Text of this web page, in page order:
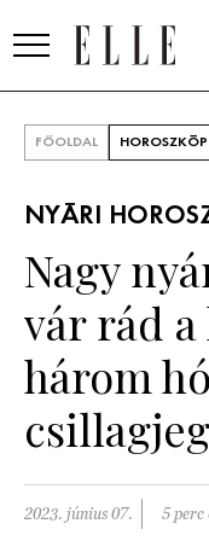
SZÉPSÉG
PSZICHÉ
PÁRKAPCSOLAT
FŐOLDAL HOROSZKÓP
NYÁRI
Nagy
vár rád
három
2023. június 07. 5 perc